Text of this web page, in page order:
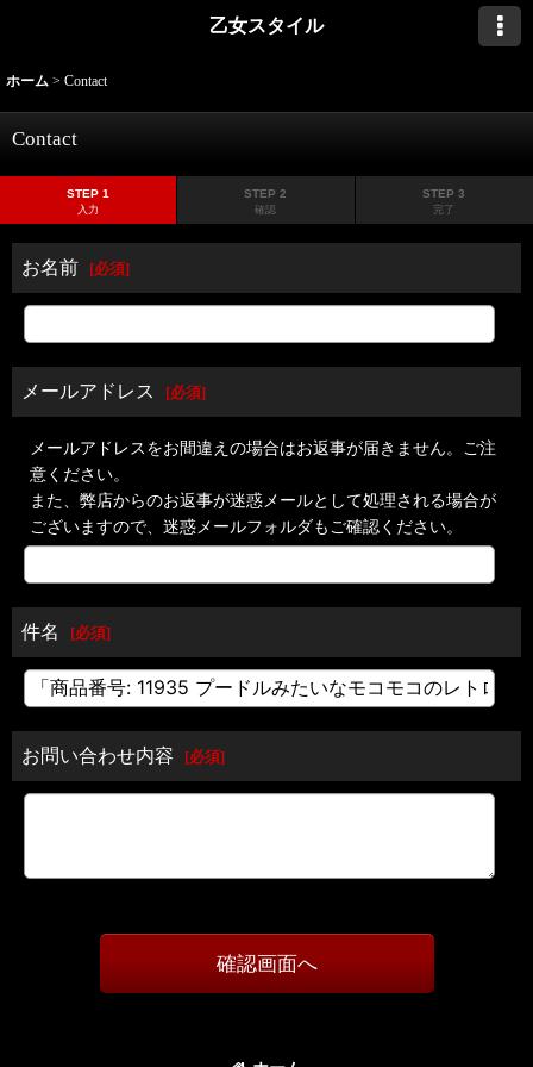
乙女スタイル
ホーム > Contact
Contact
STEP 1
入力
STEP 2
確認
STEP 3
完了
お名前 [必須]
メールアドレス [必須]
メールアドレスをお間違えの場合はお返事が届きません。ご注
意ください。
また、弊店からのお返事が迷惑メールとして処理される場合が
ございますので、迷惑メールフォルダもご確認ください。
件名 [必須]
お問い合わせ内容 [必須]
確認画面へ